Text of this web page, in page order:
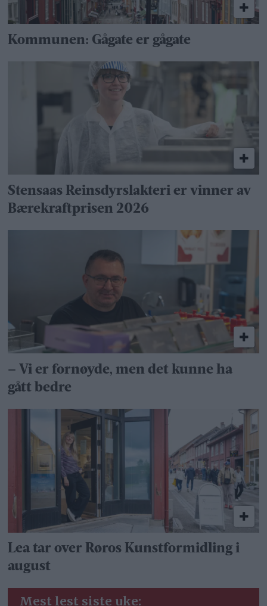
Kommunen: Gågate er gågate
Stensaas Reinsdyrslakteri er vinner av
Bærekraftprisen 2026
– Vi er fornøyde, men det kunne ha
gått bedre
Lea tar over Røros Kunstformidling i
august
Mest lest siste uke: